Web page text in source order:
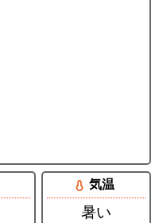
気温
暑い